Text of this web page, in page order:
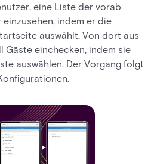
eine Liste der vorab
indem er die
auswählt. Von dort aus
Gäste einchecken, indem sie
auswählen. Der Vorgang folgt